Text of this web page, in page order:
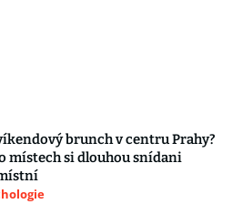
brunch v centru Prahy?
místech si dlouhou snídani